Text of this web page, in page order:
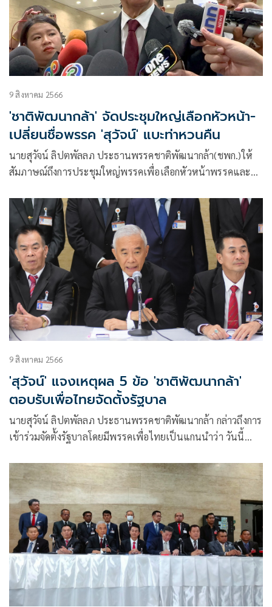
9 สิงหาคม 2566
'ชาติพัฒนากล้า' จัดประชุมใหญ่เลือกหัวหน้า-
เปลี่ยนชื่อพรรค 'สุวัจน์' แบะท่าหวนคืน
นายสุวัจน์ ลิปตพัลลภ ประธานพรรคชาติพัฒนากล้า(ชพก.)ให้
สัมภาษณ์ถึงการประชุมใหญ่พรรคเพื่อเลือกหัวหน้าพรรคและ
ออกจากหัวหน้าพรรค ว่า เมื่อนายกรณ์ ลาออก ส่งผลให้ กรรมการ
บริหารพรรคสิ้นสภาพ และต้องมีการเลือกตั้งใหม่ภายใน 60 วัน
9 สิงหาคม 2566
'สุวัจน์' แจงเหตุผล 5 ข้อ 'ชาติพัฒนากล้า'
ตอบรับเพื่อไทยจัดตั้งรัฐบาล
นายสุวัจน์ ลิปตพัลลภ ประธานพรรคชาติพัฒนากล้า กล่าวถึงการ
เข้าร่วมจัดตั้งรัฐบาลโดยมีพรรคเพื่อไทยเป็นแกนนำว่า วันนี้